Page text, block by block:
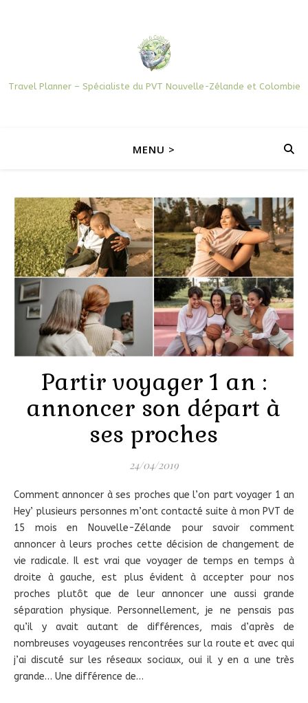
Travel Planner – Spécialiste du PVT Nouvelle-Zélande et Colombie
MENU >
Partir voyager 1 an :
annoncer son départ à
ses proches
24/04/2019
Comment annoncer à ses proches que l’on part voyager 1 an
Hey’ plusieurs personnes m’ont contacté suite à mon PVT de
15 mois en Nouvelle-Zélande pour savoir comment
annoncer à leurs proches cette décision de changement de
vie radicale. Il est vrai que voyager de temps en temps à
droite à gauche, est plus évident à accepter pour nos
proches plutôt que de leur annoncer une aussi grande
séparation physique. Personnellement, je ne pensais pas
qu’il y avait autant de différences, mais d’après de
nombreuses voyageuses rencontrées sur la route et avec qui
j’ai discuté sur les réseaux sociaux, oui il y en a une très
grande… Une différence de…